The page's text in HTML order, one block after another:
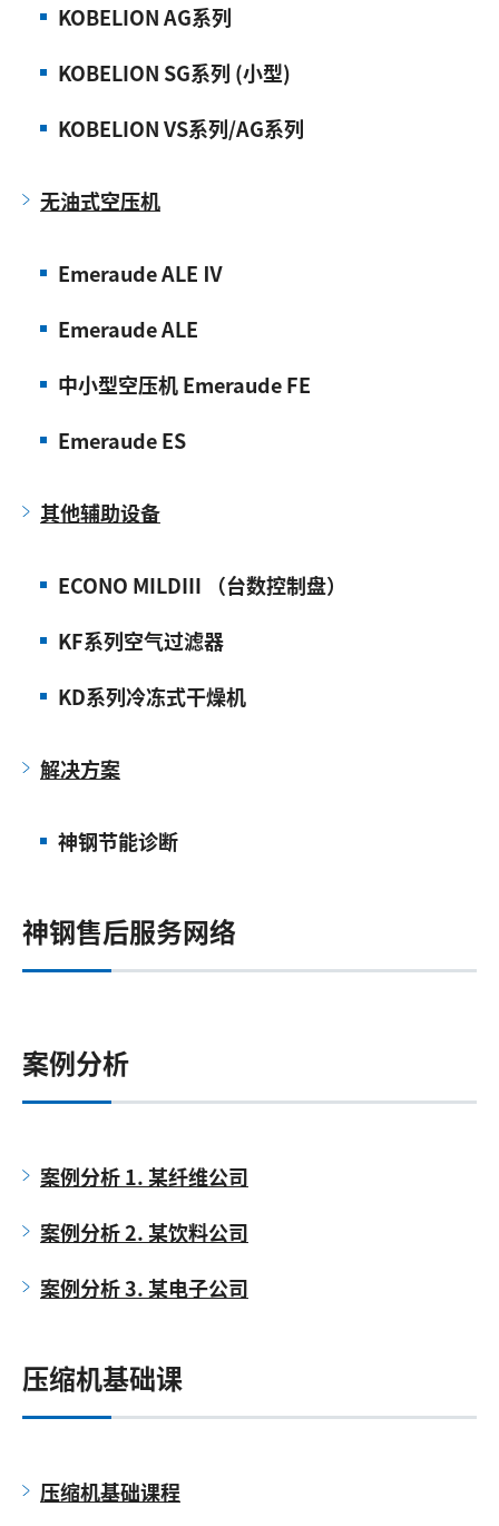
KOBELION AG系列
KOBELION SG系列 (小型)
KOBELION VS系列/AG系列
无油式空压机
Emeraude ALE Ⅳ
Emeraude ALE
中小型空压机 Emeraude FE
Emeraude ES
其他辅助设备
ECONO MILDⅢ （台数控制盘）
KF系列空气过滤器
KD系列冷冻式干燥机
解决方案
神钢节能诊断
神钢售后服务网络
案例分析
案例分析 1. 某纤维公司
案例分析 2. 某饮料公司
案例分析 3. 某电子公司
压缩机基础课
压缩机基础课程